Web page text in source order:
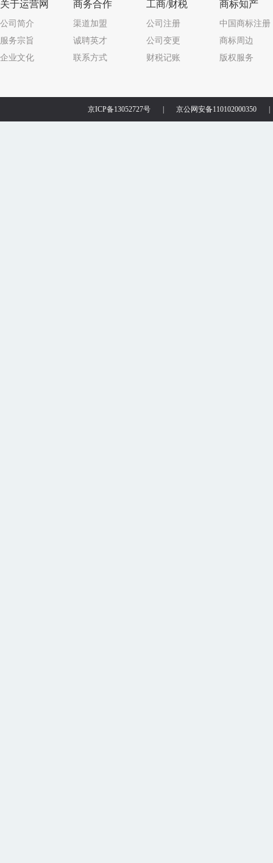
关于运营网
公司简介
服务宗旨
企业文化
商务合作
渠道加盟
诚聘英才
联系方式
工商/财税
公司注册
公司变更
财税记账
商标知产
中国商标注册
商标周边
版权服务
京ICP备13052727号 京公网安备110102000350